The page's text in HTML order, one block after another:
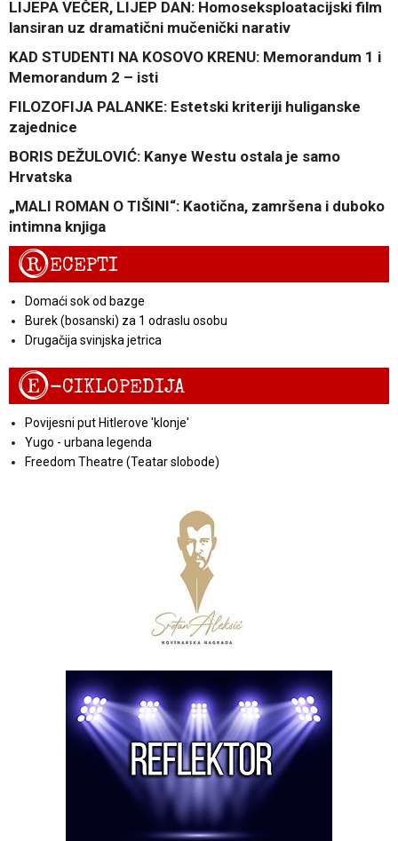
LIJEPA VEČER, LIJEP DAN: Homoseksploatacijski film
lansiran uz dramatični mučenički narativ
KAD STUDENTI NA KOSOVO KRENU: Memorandum 1 i
Memorandum 2 – isti
FILOZOFIJA PALANKE: Estetski kriteriji huliganske
zajednice
BORIS DEŽULOVIĆ: Kanye Westu ostala je samo
Hrvatska
„MALI ROMAN O TIŠINI“: Kaotična, zamršena i duboko
intimna knjiga
RECEPTI
Domaći sok od bazge
Burek (bosanski) za 1 odraslu osobu
Drugačija svinjska jetrica
E-CIKLOPEDIJA
Povijesni put Hitlerove 'klonje'
Yugo - urbana legenda
Freedom Theatre (Teatar slobode)